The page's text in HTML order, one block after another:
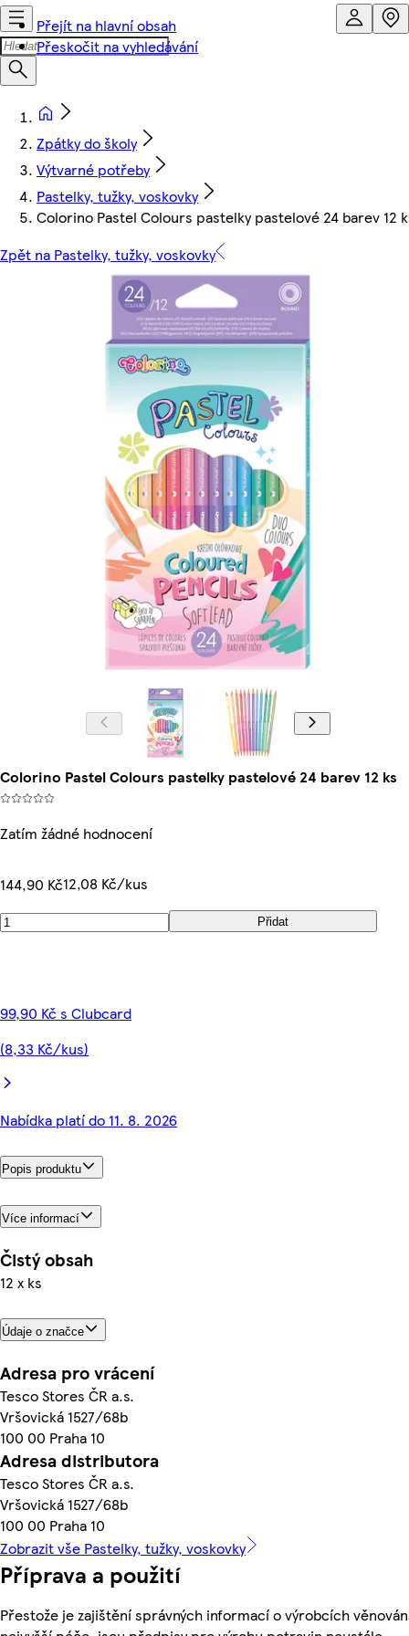
Přejít na hlavní obsah
Přeskočit na vyhledávání
Zpátky do školy
Výtvarné potřeby
Pastelky, tužky, voskovky
Colorino Pastel Colours pastelky pastelové 24 barev 12
Zpět na Pastelky, tužky, voskovky
Colorino Pastel Colours pastelky pastelové 24 barev 12 ks
Zatím žádné hodnocení
144,90 Kč12,08 Kč/kus
Přidat
99,90 Kč s Clubcard
(8,33 Kč/kus)
Nabídka platí do 11. 8. 2026
Popis produktu
Více informací
Čistý obsah
12 x ks
Údaje o značce
Adresa pro vrácení
Tesco Stores ČR a.s.
Vršovická 1527/68b
100 00 Praha 10
Adresa distributora
Tesco Stores ČR a.s.
Vršovická 1527/68b
100 00 Praha 10
Zobrazit vše Pastelky, tužky, voskovky
Příprava a použití
Přestože je zajištění správných informací o výrobcích